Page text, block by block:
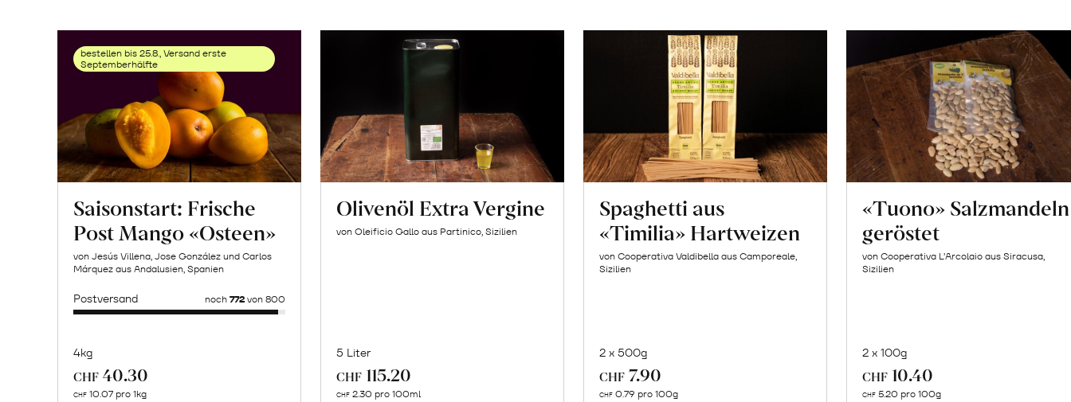
bestellen bis 25.8., Versand erste
Septemberhälfte
Saisonstart: Frische
Post Mango «Osteen»
von Jesús Villena, Jose González und Carlos
Márquez aus Andalusien, Spanien
Postversand noch 772von 800
4kg
CHF 40.30
CHF 10.07 pro 1kg
Olivenöl Extra Vergine
von Oleificio Gallo aus Partinico, Sizilien
5 Liter
CHF 115.20
CHF 2.30 pro 100ml
Spaghetti aus
«Timilia» Hartweizen
von Cooperativa Valdibella aus Camporeale,
Sizilien
2 x 500g
CHF 7.90
CHF 0.79 pro 100g
«Tuono» Salzmandeln
geröstet
von Cooperativa L’Arcolaio aus Siracusa,
Sizilien
2 x 100g
CHF 10.40
CHF 5.20 pro 100g